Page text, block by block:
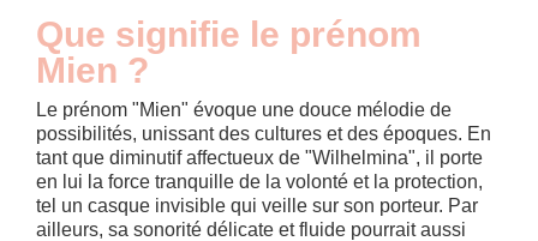
Que signifie le prénom
Mien ?
Le prénom "Mien" évoque une douce mélodie de
possibilités, unissant des cultures et des époques. En
tant que diminutif affectueux de "Wilhelmina", il porte
en lui la force tranquille de la volonté et la protection,
tel un casque invisible qui veille sur son porteur. Par
ailleurs, sa sonorité délicate et fluide pourrait aussi